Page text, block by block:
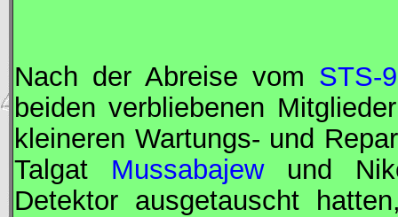
Nach der Abreise vom STS-
beiden verbliebenen
kleineren Wartungs- und
Talgat Mussabajewund
Detektor ausgetauscht